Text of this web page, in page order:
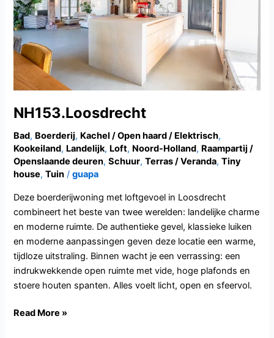
NH153.Loosdrecht
Bad, Boerderij, Kachel / Open haard / Elektrisch,
Kookeiland, Landelijk, Loft, Noord-Holland, Raampartij /
Openslaande deuren,Schuur,Terras / Veranda,Tiny
house,Tuin /guapa
Deze boerderijwoning met loftgevoel in Loosdrecht
combineert het beste van twee werelden: landelijke charme
en moderne ruimte. De authentieke gevel, klassieke luiken
en moderne aanpassingen geven deze locatie een warme,
tijdloze uitstraling. Binnen wacht je een verrassing: een
indrukwekkende open ruimte met vide, hoge plafonds en
stoere houten spanten. Alles voelt licht, open en sfeervol.
Read More »